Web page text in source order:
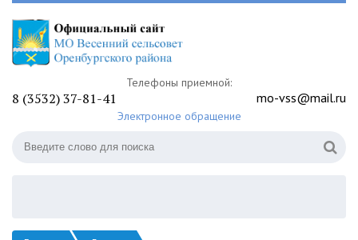
Телефоны приемной:
8 (3532) 37-81-41 mo-vss@mail.ru
Электронное обращение